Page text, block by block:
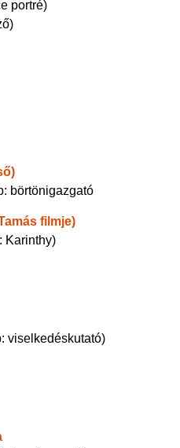
portré)
börtönigazgató
filmje)
Karinthy)
viselkedéskutató)